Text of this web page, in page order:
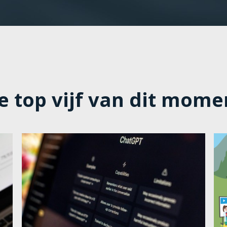
top vijf van dit